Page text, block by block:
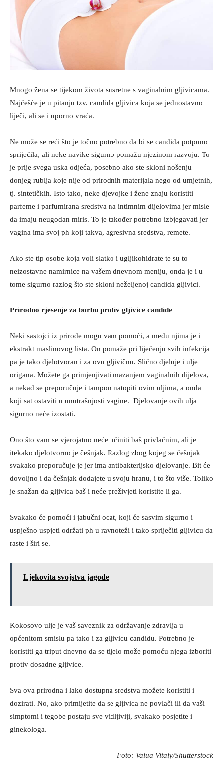
Mnogo žena se tijekom života susretne s vaginalnim gljivicama.
Najčešće je u pitanju tzv. candida gljivica koja se jednostavno
liječi, ali se i uporno vraća.
Ne može se reći što je točno potrebno da bi se candida potpuno
spriječila, ali neke navike sigurno pomažu njezinom razvoju. To
je prije svega uska odjeća, posebno ako ste skloni nošenju
donjeg rublja koje nije od prirodnih materijala nego od umjetnih,
tj. sintetičkih. Isto tako, neke djevojke i žene znaju koristiti
parfeme i parfumirana sredstva na intimnim dijelovima jer misle
da imaju neugodan miris. To je također potrebno izbjegavati jer
vagina ima svoj ph koji takva, agresivna sredstva, remete.
Ako ste tip osobe koja voli slatko i ugljikohidrate te su to
neizostavne namirnice na vašem dnevnom meniju, onda je i u
tome sigurno razlog što ste skloni neželjenoj candida gljivici.
Prirodno rješenje za borbu protiv gljivice candide
Neki sastojci iz prirode mogu vam pomoći, a među njima je i
ekstrakt maslinovog lista. On pomaže pri liječenju svih infekcija
pa je tako djelotvoran i za ovu gljivičnu. Slično djeluje i ulje
origana. Možete ga primjenjivati mazanjem vaginalnih dijelova,
a nekad se preporučuje i tampon natopiti ovim uljima, a onda
koji sat ostaviti u unutrašnjosti vagine. Djelovanje ovih ulja
sigurno neće izostati.
Ono što vam se vjerojatno neće učiniti baš privlačnim, ali je
itekako djelotvorno je češnjak. Razlog zbog kojeg se češnjak
svakako preporučuje je jer ima antibakterijsko djelovanje. Bit će
dovoljno i da češnjak dodajete u svoju hranu, i to što više. Toliko
je snažan da gljivica baš i neće preživjeti koristite li ga.
Svakako će pomoći i jabučni ocat, koji će sasvim sigurno i
uspješno uspjeti održati ph u ravnoteži i tako spriječiti gljivicu da
raste i širi se.
Ljekovita svojstva jagode
Kokosovo ulje je vaš saveznik za održavanje zdravlja u
općenitom smislu pa tako i za gljivicu candidu. Potrebno je
koristiti ga triput dnevno da se tijelo može pomoću njega izboriti
protiv dosadne gljivice.
Sva ova prirodna i lako dostupna sredstva možete koristiti i
dozirati. No, ako primijetite da se gljivica ne povlači ili da vaši
simptomi i tegobe postaju sve vidljiviji, svakako posjetite i
ginekologa.
Foto: Valua Vitaly/Shutterstock